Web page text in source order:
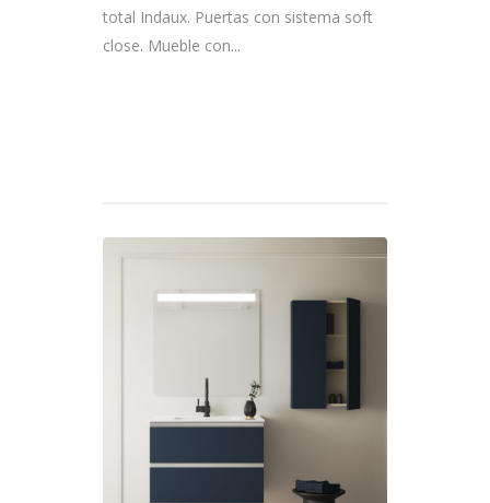
total Indaux. Puertas con sistema soft
close. Mueble con...